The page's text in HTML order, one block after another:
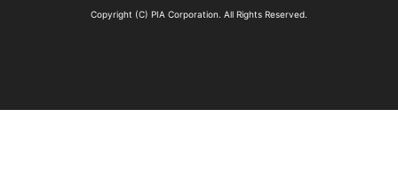
Copyright (C) PIA Corporation. All Rights Reserved.